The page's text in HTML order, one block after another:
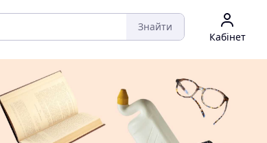
Знайти
Кабінет